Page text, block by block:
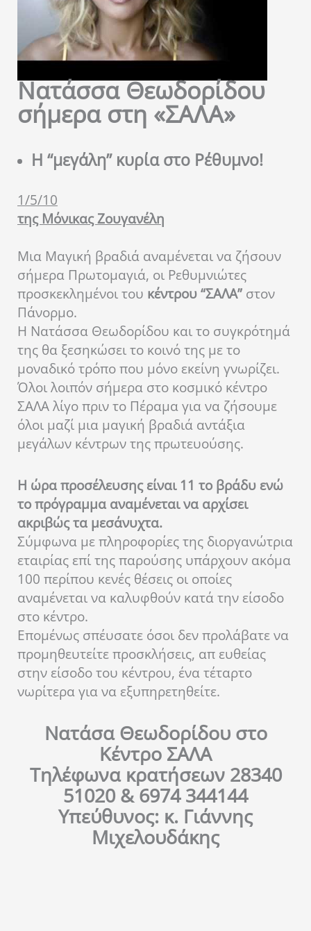
Νατάσσα Θεωδορίδου
σήμερα στη «ΣΑΛΑ»
Η “μεγάλη” κυρία στο Ρέθυμνο!
1/5/10
της Μόνικας Ζουγανέλη
Μια Μαγική βραδιά αναμένεται να ζήσουν
σήμερα Πρωτομαγιά, οι Ρεθυμνιώτες
προσκεκλημένοι του κέντρου “ΣΑΛΑ” στον
Πάνορμο.
Η Νατάσσα Θεωδορίδου και το συγκρότημά
της θα ξεσηκώσει το κοινό της με το
μοναδικό τρόπο που μόνο εκείνη γνωρίζει.
Όλοι λοιπόν σήμερα στο κοσμικό κέντρο
ΣΑΛΑ λίγο πριν το Πέραμα για να ζήσουμε
όλοι μαζί μια μαγική βραδιά αντάξια
μεγάλων κέντρων της πρωτευούσης.
Η ώρα προσέλευσης είναι 11 το βράδυ ενώ
το πρόγραμμα αναμένεται να αρχίσει
ακριβώς τα μεσάνυχτα.
Σύμφωνα με πληροφορίες της διοργανώτρια
εταιρίας επί της παρούσης υπάρχουν ακόμα
100 περίπου κενές θέσεις οι οποίες
αναμένεται να καλυφθούν κατά την είσοδο
στο κέντρο.
Επομένως σπέυσατε όσοι δεν προλάβατε να
προμηθευτείτε προσκλήσεις, απ ευθείας
στην είσοδο του κέντρου, ένα τέταρτο
νωρίτερα για να εξυπηρετηθείτε.
Νατάσα Θεωδορίδου στο
Κέντρο ΣΑΛΑ
Τηλέφωνα κρατήσεων 28340
51020 & 6974 344144
Υπεύθυνος: κ. Γιάννης
Μιχελουδάκης